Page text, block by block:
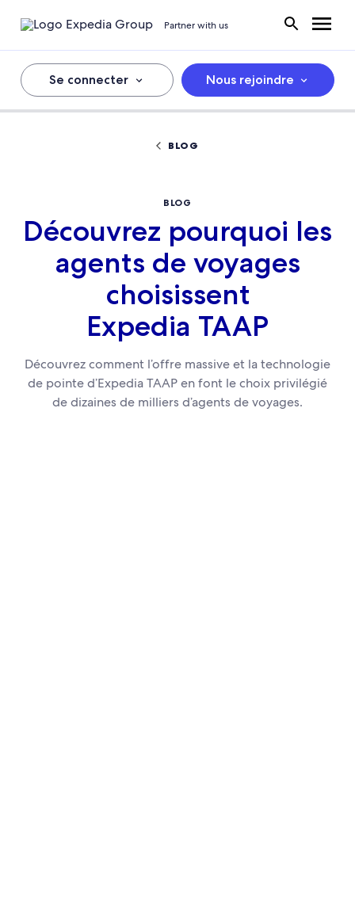
Partner with us
Se connecter Nous rejoindre
BLOG
BLOG
Découvrez pourquoi les
agents de voyages
choisissent
Expedia TAAP
Découvrez comment l’offre massive et la technologie
de pointe d’Expedia TAAP en font le choix privilégié
de dizaines de milliers d’agents de voyages.